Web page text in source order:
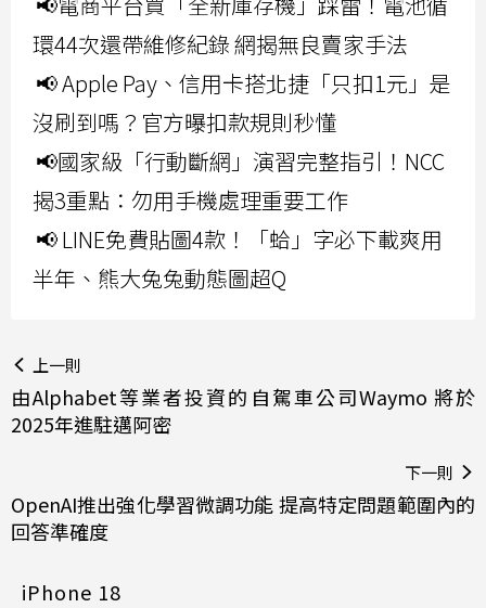
環44次還帶維修紀錄 網揭無良賣家手法
📢 Apple Pay、信用卡搭北捷「只扣1元」是
沒刷到嗎？官方曝扣款規則秒懂
📢國家級「行動斷網」演習完整指引！NCC
揭3重點：勿用手機處理重要工作
📢 LINE免費貼圖4款！「蛤」字必下載爽用
半年、熊大兔兔動態圖超Q
上一則
由Alphabet等業者投資的自駕車公司Waymo 將於
2025年進駐邁阿密
下一則
OpenAI推出強化學習微調功能 提高特定問題範圍內的
回答準確度
iPhone 18